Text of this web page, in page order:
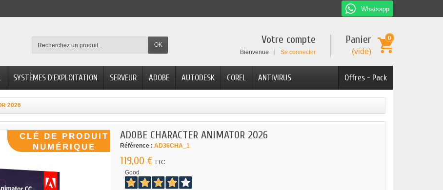
Whatsapp
OK Panier
(vide)
0
Votre compte
Bienvenue Se connecter
Offres - Pack
SYSTÈMES D'EXPLOITATION SERVEUR ADOBE AUTODESK COREL ANTIVIRUS
2026
ADOBE CHARACTER ANIMATOR 2026
Référence : AD36CHA_1
119,00 € TTC
Good